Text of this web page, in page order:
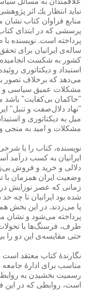
نباید انتظار یك اثر
منابع فراوان كتاب نشان
پرسشی كه در ابتدای
پرداخته است. نویسنده
ساله‌ی ایرانیان برای
كشور به شكست
استبداد و دیكتاتوری
می‌دهد كه برخلاف تصور
مشكلات عمیق سیاسی و
"حاكمان بی‌كفایت"
"نهاد دلال‌صفت و تنبل"
میل به دیكتاتوری و
مشكلات و امید به منجی و
نویسنده، كتاب را با
ایرانیان به كسب
دلالی و خرید و فروش
وضعیت ایران همزمان با
زمانی كه عصر نوزایش در
شده بود ایرانیان تا
پا می‌زدند. در این بخش
پرداخته می‌شود و نشان
طرف، فرسنگ‌ها با
حتی مقایسه‌ی این دو را
نگارندۀ كتاب معتقد
مناسب برای ادارۀ
رسمیت بخشیدن به
است، روابطی كه در این